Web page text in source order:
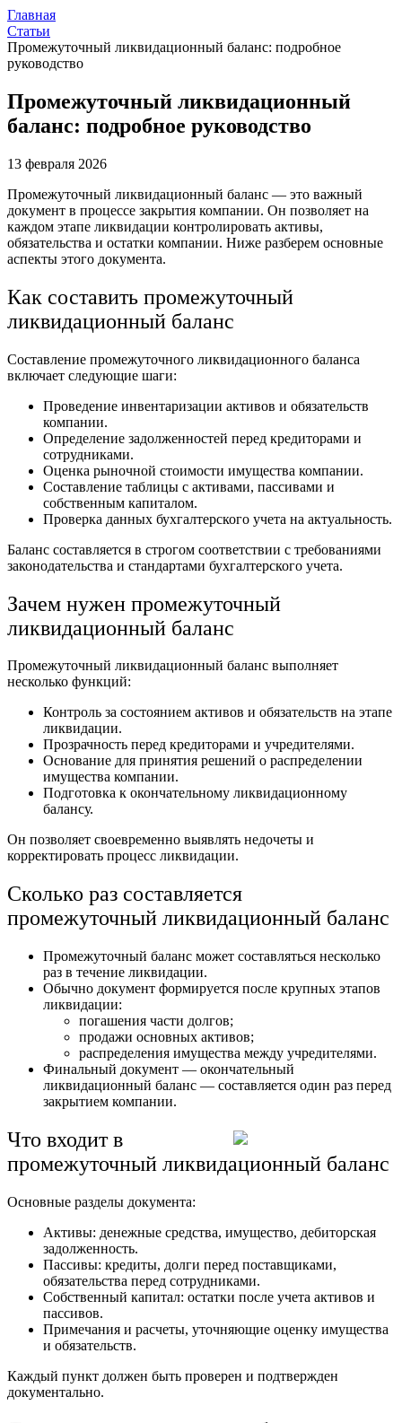
Главная
Статьи
Промежуточный ликвидационный баланс: подробное
руководство
Промежуточный ликвидационный
баланс: подробное руководство
13 февраля 2026
Промежуточный ликвидационный баланс — это важный
документ в процессе закрытия компании. Он позволяет на
каждом этапе ликвидации контролировать активы,
обязательства и остатки компании. Ниже разберем основные
аспекты этого документа.
Как составить промежуточный
ликвидационный баланс
Составление промежуточного ликвидационного баланса
включает следующие шаги:
Проведение инвентаризации активов и обязательств
компании.
Определение задолженностей перед кредиторами и
сотрудниками.
Оценка рыночной стоимости имущества компании.
Составление таблицы с активами, пассивами и
собственным капиталом.
Проверка данных бухгалтерского учета на актуальность.
Баланс составляется в строгом соответствии с требованиями
законодательства и стандартами бухгалтерского учета.
Зачем нужен промежуточный
ликвидационный баланс
Промежуточный ликвидационный баланс выполняет
несколько функций:
Контроль за состоянием активов и обязательств на этапе
ликвидации.
Прозрачность перед кредиторами и учредителями.
Основание для принятия решений о распределении
имущества компании.
Подготовка к окончательному ликвидационному
балансу.
Он позволяет своевременно выявлять недочеты и
корректировать процесс ликвидации.
Сколько раз составляется
промежуточный ликвидационный баланс
Промежуточный баланс может составляться несколько
раз в течение ликвидации.
Обычно документ формируется после крупных этапов
ликвидации:
погашения части долгов;
продажи основных активов;
распределения имущества между учредителями.
Финальный документ — окончательный
ликвидационный баланс — составляется один раз перед
закрытием компании.
Что входит в
промежуточный ликвидационный баланс
Основные разделы документа:
Активы: денежные средства, имущество, дебиторская
задолженность.
Пассивы: кредиты, долги перед поставщиками,
обязательства перед сотрудниками.
Собственный капитал: остатки после учета активов и
пассивов.
Примечания и расчеты, уточняющие оценку имущества
и обязательств.
Каждый пункт должен быть проверен и подтвержден
документально.